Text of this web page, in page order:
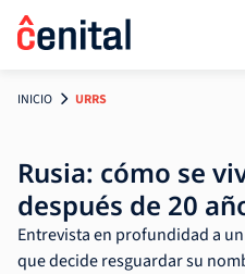
INICIO URRS
Rusia: cómo se
después de 20
Entrevista en profundidad a
que decide resguardar su